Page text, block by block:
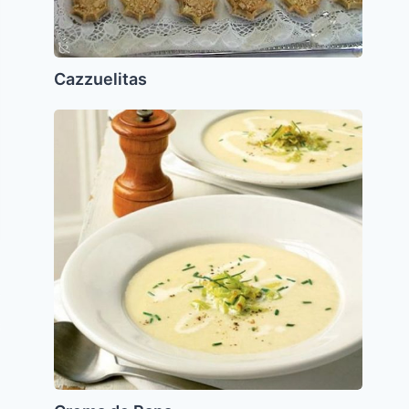
Cazzuelitas
Crema